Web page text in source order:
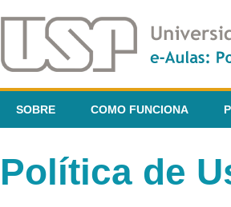
SOBRE COMO FUNCIONA
Política de